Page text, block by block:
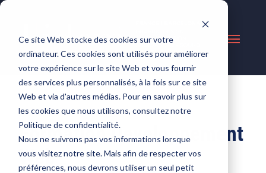
Ce site Web stocke des cookies sur votre
ordinateur. Ces cookies sont utilisés pour améliorer
votre expérience sur le site Web et vous fournir
des services plus personnalisés, à la fois sur ce site
Web et via d'autres médias. Pour en savoir plus sur
les cookies que nous utilisons, consultez notre
Politique de confidentialité.
Nous ne suivrons pas vos informations lorsque
vous visitez notre site. Mais afin de respecter vos
préférences, nous devrons utiliser un seul petit
Formation Developpement
Web